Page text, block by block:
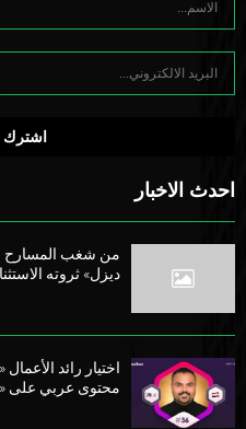
احدث الاخبار
من شغب المسارح
ديزل» ثروته
محتوى عربي على